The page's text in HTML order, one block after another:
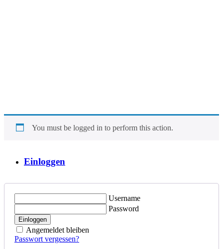
You must be logged in to perform this action.
Einloggen
Username
Password
Einloggen
Angemeldet bleiben
Passwort vergessen?